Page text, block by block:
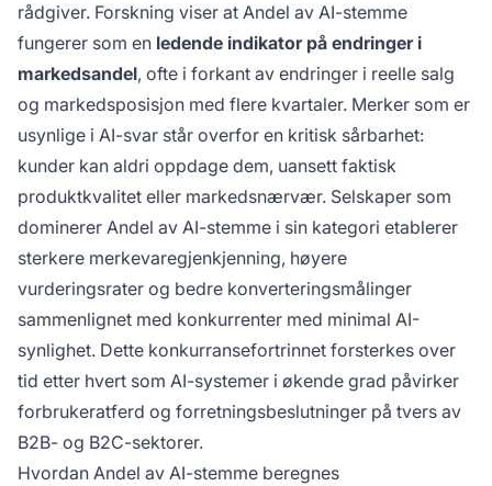
rådgiver. Forskning viser at Andel av AI-stemme
fungerer som en ledende indikator på endringer i
markedsandel, ofte i forkant av endringer i reelle salg
og markedsposisjon med flere kvartaler. Merker som er
usynlige i AI-svar står overfor en kritisk sårbarhet:
kunder kan aldri oppdage dem, uansett faktisk
produktkvalitet eller markedsnærvær. Selskaper som
dominerer Andel av AI-stemme i sin kategori etablerer
sterkere merkevaregjenkjenning, høyere
vurderingsrater og bedre konverteringsmålinger
sammenlignet med konkurrenter med minimal AI-
synlighet. Dette konkurransefortrinnet forsterkes over
tid etter hvert som AI-systemer i økende grad påvirker
forbrukeratferd og forretningsbeslutninger på tvers av
B2B- og B2C-sektorer.
Hvordan Andel av AI-stemme beregnes